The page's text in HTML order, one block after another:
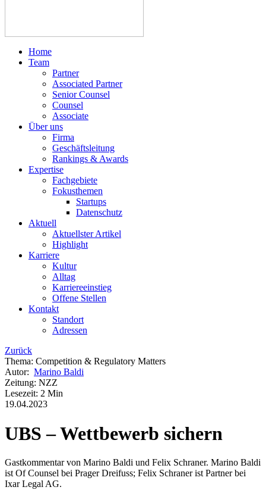
Home
Team
Partner
Associated Partner
Senior Counsel
Counsel
Associate
Über uns
Firma
Geschäftsleitung
Rankings & Awards
Expertise
Fachgebiete
Fokusthemen
Startups
Datenschutz
Aktuell
Aktuellster Artikel
Highlight
Karriere
Kultur
Alltag
Karriereeinstieg
Offene Stellen
Kontakt
Standort
Adressen
Zurück
Thema: Competition & Regulatory Matters
Autor: Marino Baldi
Zeitung: NZZ
Lesezeit: 2 Min
19.04.2023
UBS – Wettbewerb sichern
Gastkommentar von Marino Baldi und Felix Schraner. Marino Baldi
ist Of Counsel bei Prager Dreifuss; Felix Schraner ist Partner bei
Ixar Legal AG.